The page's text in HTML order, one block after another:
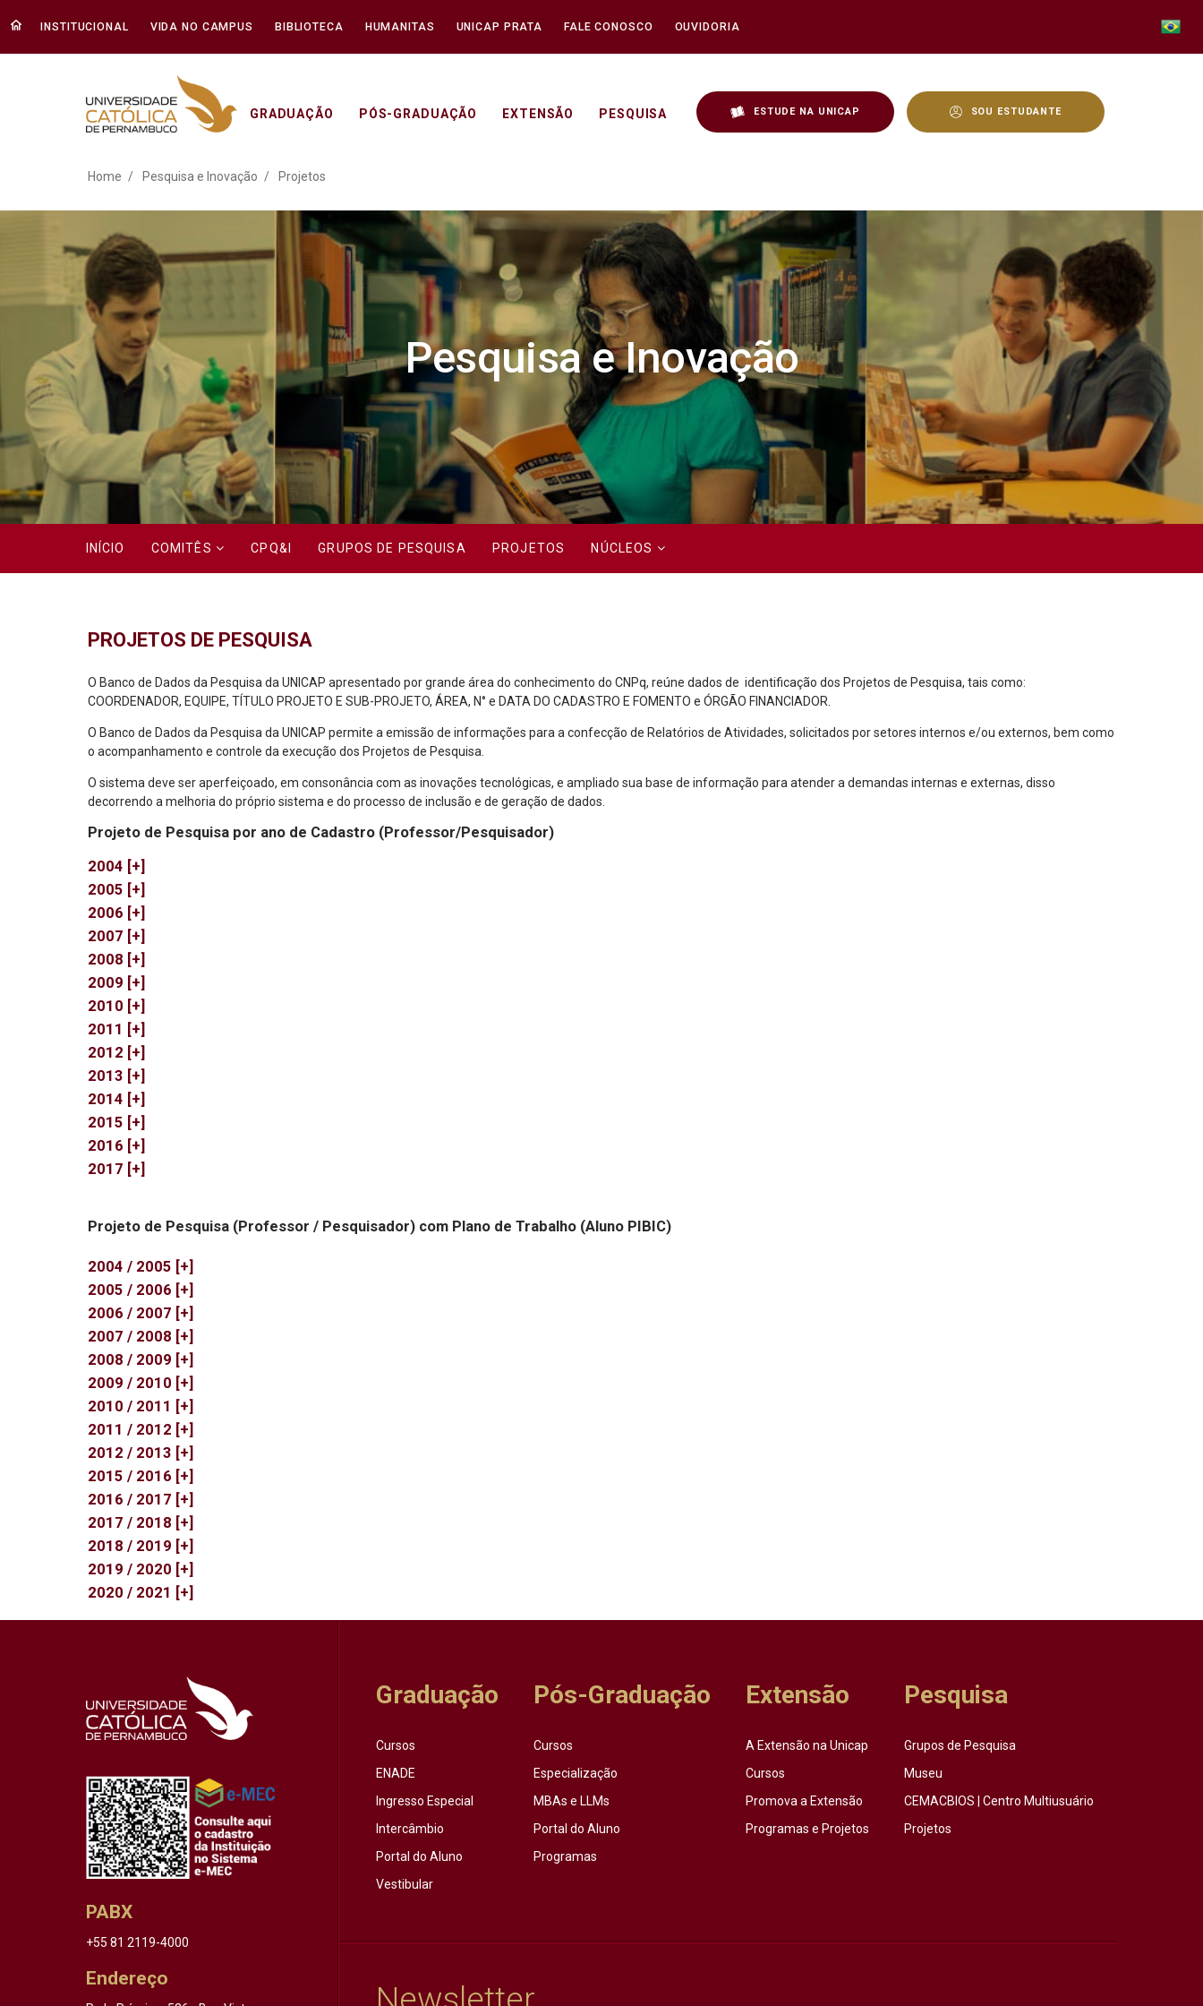
INSTITUCIONAL VIDA NO CAMPUS BIBLIOTECA HUMANITAS UNICAP PRATA FALE CONOSCO OUVIDORIA
GRADUAÇÃO PÓS-GRADUAÇÃO EXTENSÃO PESQUISA ESTUDE NA UNICAP SOU ESTUDANTE
Projetos - Unicap
Home Pesquisa e Inovação Projetos
Pesquisa e Inovação
INÍCIO COMITÊS CPQ&I GRUPOS DE PESQUISA PROJETOS NÚCLEOS
PROJETOS DE PESQUISA
O Banco de Dados da Pesquisa da UNICAP apresentado por grande área do conhecimento do CNPq, reúne dados de identificação dos Projetos de Pesquisa, tais como:
COORDENADOR, EQUIPE, TÍTULO PROJETO E SUB-PROJETO, ÁREA, N° e DATA DO CADASTRO E FOMENTO e ÓRGÃO FINANCIADOR.
O Banco de Dados da Pesquisa da UNICAP permite a emissão de informações para a confecção de Relatórios de Atividades, solicitados por setores internos e/ou externos, bem como
o acompanhamento e controle da execução dos Projetos de Pesquisa.
O sistema deve ser aperfeiçoado, em consonância com as inovações tecnológicas, e ampliado sua base de informação para atender a demandas internas e externas, disso
decorrendo a melhoria do próprio sistema e do processo de inclusão e de geração de dados.
Projeto de Pesquisa por ano de Cadastro (Professor/Pesquisador)
2004 [+]
2005 [+]
2006 [+]
2007 [+]
2008 [+]
2009 [+]
2010 [+]
2011 [+]
2012 [+]
2013 [+]
2014 [+]
2015 [+]
2016 [+]
2017 [+]
Projeto de Pesquisa (Professor / Pesquisador) com Plano de Trabalho (Aluno PIBIC)
2004 / 2005 [+]
2005 / 2006 [+]
2006 / 2007 [+]
2007 / 2008 [+]
2008 / 2009 [+]
2009 / 2010 [+]
2010 / 2011 [+]
2011 / 2012 [+]
2012 / 2013 [+]
2015 / 2016 [+]
2016 / 2017 [+]
2017 / 2018 [+]
2018 / 2019 [+]
2019 / 2020 [+]
2020 / 2021 [+]
PABX
+55 81 2119-4000
Endereço
Graduação
Cursos
ENADE
Ingresso Especial
Intercâmbio
Portal do Aluno
Vestibular
Pós-Graduação
Cursos
Especialização
MBAs e LLMs
Portal do Aluno
Programas
Extensão
A Extensão na Unicap
Cursos
Promova a Extensão
Programas e Projetos
Pesquisa
Grupos de Pesquisa
Museu
CEMACBIOS | Centro Multiusuário
Projetos